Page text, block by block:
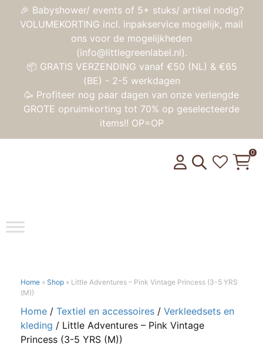
🎉 Babyshower/ events of 5+ stuks/ artikel nodig?
VOLUMEKORTING incl. inpakservice mogelijk, mail
ons voor de mogelijkheden
(info@littlegreenlabel.nl).
📦 GRATIS VERZENDING vanaf €50 (NL) & €65
(BE) - 2-5 werkdagen
🥳 Profiteer nog paar dagen van onze verlengde
GROTE opruimkorting tot 70% op geselecteerde
items!! OP=OP
Toggle
0
Home » Shop » Little Adventures – Pink Vintage Princess (3-5 YRS
(M))
Home / Textiel en accessoires / Verkleedsets en
kleding / Little Adventures – Pink Vintage
Princess (3-5 YRS (M))